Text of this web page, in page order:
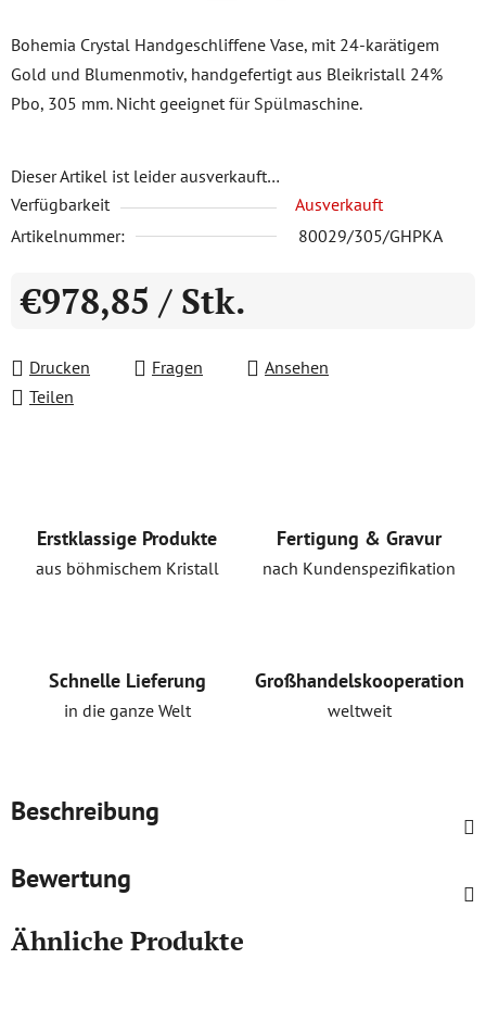
Bohemia Crystal Handgeschliffene Vase, mit 24-karätigem
Gold und Blumenmotiv, handgefertigt aus Bleikristall 24%
Pbo, 305 mm. Nicht geeignet für Spülmaschine.
Dieser Artikel ist leider ausverkauft…
Verfügbarkeit
Ausverkauft
Artikelnummer:
80029/305/GHPKA
€978,85 / Stk.
Drucken
Fragen
Ansehen
Teilen
Erstklassige Produkte
aus böhmischem Kristall
Fertigung & Gravur
nach Kundenspezifikation
Schnelle Lieferung
in die ganze Welt
Großhandelskooperation
weltweit
Beschreibung
Bewertung
Ähnliche Produkte